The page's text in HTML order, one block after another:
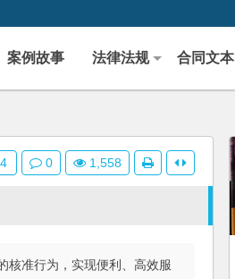
案例故事 法律法规 合同文本
准行为，实现便利、高效服
0 1,558